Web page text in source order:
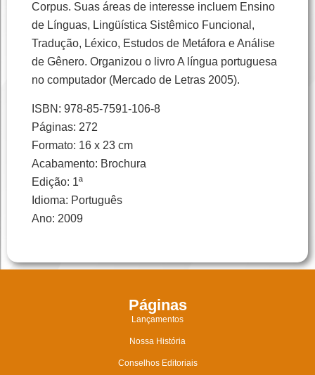
Corpus. Suas áreas de interesse incluem Ensino
de Línguas, Lingüística Sistêmico Funcional,
Tradução, Léxico, Estudos de Metáfora e Análise
de Gênero. Organizou o livro A língua portuguesa
no computador (Mercado de Letras 2005).
ISBN: 978-85-7591-106-8
Páginas: 272
Formato: 16 x 23 cm
Acabamento: Brochura
Edição: 1ª
Idioma: Português
Ano: 2009
Páginas
Lançamentos
Nossa História
Conselhos Editoriais